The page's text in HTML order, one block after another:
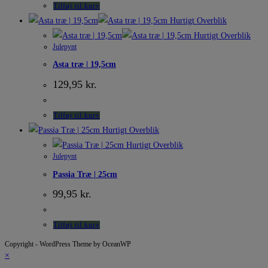
Tilføj til kurv
Hurtigt Overblik
Hurtigt Overblik
Julepynt
Asta træ | 19,5cm
129,95 kr.
Tilføj til kurv
Hurtigt Overblik
Hurtigt Overblik
Julepynt
Passia Træ | 25cm
99,95 kr.
Tilføj til kurv
Copyright - WordPress Theme by OceanWP
×